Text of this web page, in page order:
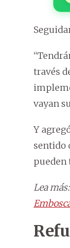
través
vayan
Y
sentido
pueden
Lea más: